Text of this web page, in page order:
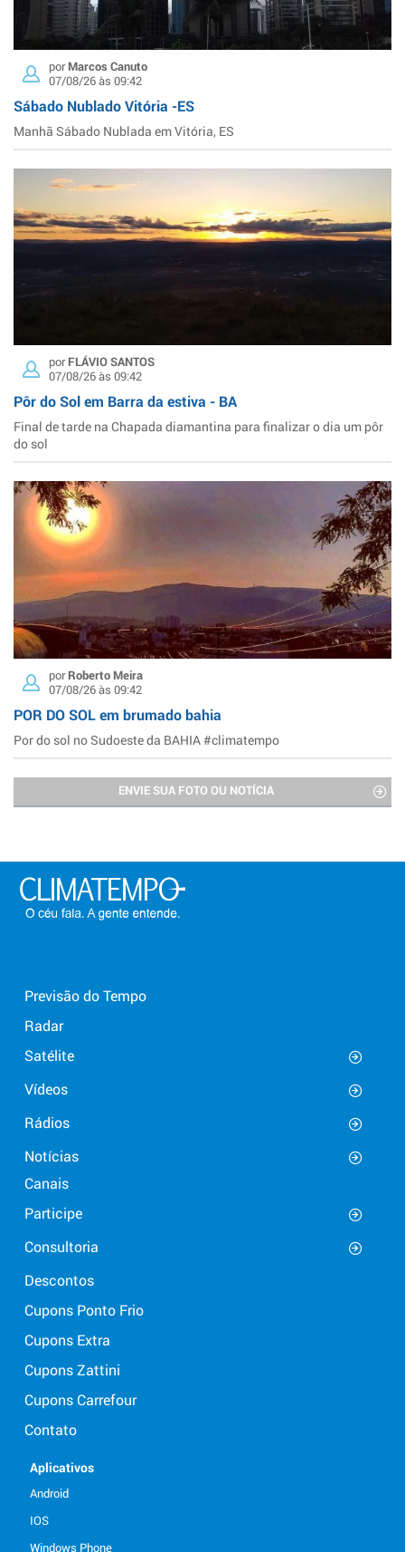
porMarcos Canuto
07/08/26 às 09:42
Sábado Nublado Vitória -ES
Manhã Sábado Nublada em Vitória, ES
porFLÁVIO SANTOS
07/08/26 às 09:42
Pôr do Sol em Barra da estiva - BA
Final de tarde na Chapada diamantina para finalizar o dia um pôr
do sol
porRoberto Meira
07/08/26 às 09:42
POR DO SOL em brumado bahia
Por do sol no Sudoeste da BAHIA #climatempo
ENVIE SUA FOTO OU NOTÍCIA
Previsão do Tempo
Radar
Satélite
Vídeos
Rádios
Notícias
Canais
Participe
Consultoria
Descontos
Cupons Ponto Frio
Cupons Extra
Cupons Zattini
Cupons Carrefour
Contato
Aplicativos
Android
IOS
Windows Phone